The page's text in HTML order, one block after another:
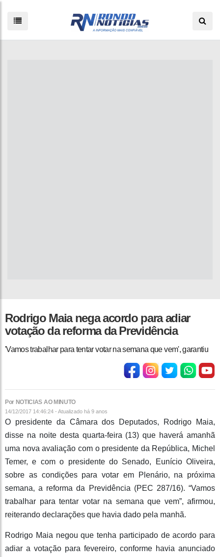
Rodrigo Maia nega acordo para adiar
votação da reforma da Previdência
'Vamos trabalhar para tentar votar na semana que vem', garantiu
Por NOTICIAS AO MINUTO
14/12/2017 14:46:24 - Atualizado há 9 anos
O presidente da Câmara dos Deputados, Rodrigo Maia,
disse na noite desta quarta-feira (13) que haverá amanhã
uma nova avaliação com o presidente da República, Michel
Temer, e com o presidente do Senado, Eunício Oliveira,
sobre as condições para votar em Plenário, na próxima
semana, a reforma da Previdência (PEC 287/16). “Vamos
trabalhar para tentar votar na semana que vem”, afirmou,
reiterando declarações que havia dado pela manhã.
Rodrigo Maia negou que tenha participado de acordo para
adiar a votação para fevereiro, conforme havia anunciado